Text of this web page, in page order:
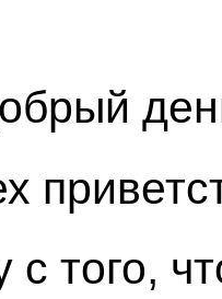
с того,